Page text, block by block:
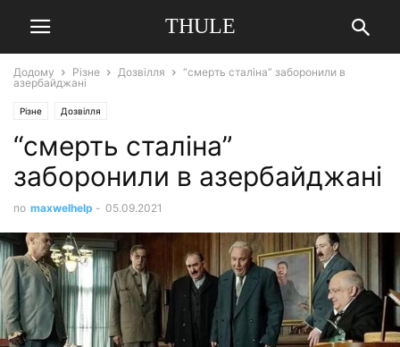
THULE
Додому Різне Дозвілля
“смерть сталіна” заборонили в
азербайджані
Різне Дозвілля
“смерть сталіна”
заборонили в азербайджані
по maxwelhelp - 05.09.2021